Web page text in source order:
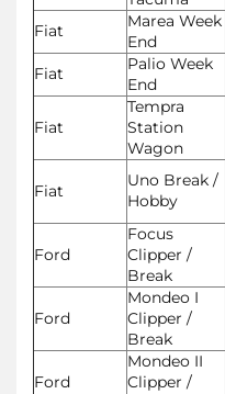
Fiat
Marea Week
End
Fiat
Palio Week
End
Fiat
Tempra
Station
Wagon
Fiat
Uno Break /
Hobby
Ford
Focus
Clipper /
Break
Ford
Mondeo I
Clipper /
Break
Ford
Mondeo II
Clipper /